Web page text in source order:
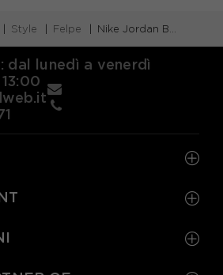
Style Felpe Nike Jordan Brooklyn Felpa Gfx Blu Uomo
dal lunedì a venerdì